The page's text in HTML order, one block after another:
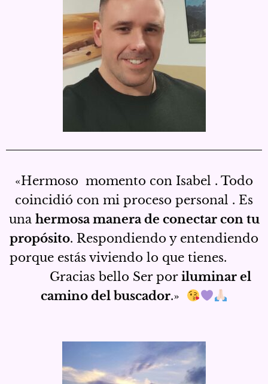
«Hermoso momento con Isabel . Todo
coincidió con mi proceso personal . Es
una hermosa manera de conectar con tu
propósito. Respondiendo y entendiendo
porque estás viviendo lo que tienes.
Gracias bello Ser poriluminar el
camino del buscador.»